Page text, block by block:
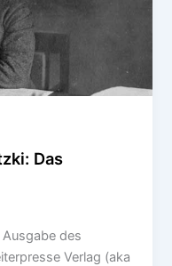
Das
des
Verlag (aka